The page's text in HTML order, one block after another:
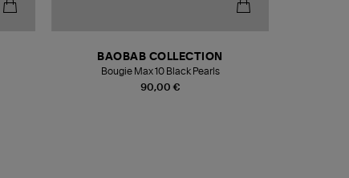
90,00 €
BAOBAB COLLECTION
Bougie Max 10 Black Pearls